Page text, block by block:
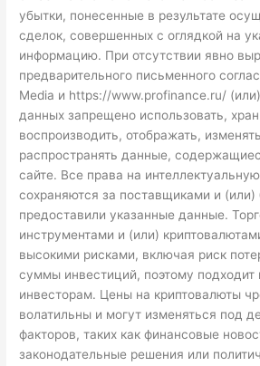
убытки, понесенные в результате
сделок, совершенных с оглядкой на
информацию. При отсутствии явно
предварительного письменного
Media и https://www.profinance.ru/
данных запрещено использовать,
воспроизводить, отображать,
распространять данные,
сайте. Все права на
сохраняются за поставщиками и (или)
предоставили указанные данные.
инструментами и (или)
высокими рисками, включая риск
суммы инвестиций, поэтому подходит
инвесторам. Цены на криптовалюты
волатильны и могут изменяться под
факторов, таких как финансовые
законодательные решения или